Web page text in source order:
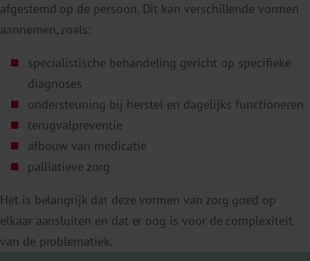
afgestemd op de persoon. Dit kan verschillende vormen
aannemen, zoals:
specialistische behandeling gericht op specifieke
diagnoses
ondersteuning bij herstel en dagelijks functioneren
terugvalpreventie
afbouw van medicatie
palliatieve zorg
Het is belangrijk dat deze vormen van zorg goed op
elkaar aansluiten en dat er oog is voor de complexiteit
van de problematiek.